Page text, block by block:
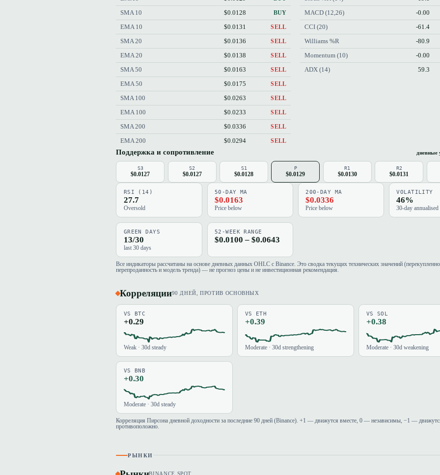
SMA 10 $0.0128 BUY
EMA 10 $0.0131 SELL
SMA 20 $0.0136 SELL
EMA 20 $0.0138 SELL
SMA 50 $0.0163 SELL
EMA 50 $0.0175 SELL
SMA 100 $0.0263 SELL
EMA 100 $0.0233 SELL
SMA 200 $0.0336 SELL
EMA 200 $0.0294 SELL
MACD (12,26) -0.00
CCI (20) -61.4
Williams %R -80.9
Momentum (10) -0.00
ADX (14) 59.3
Поддержка и сопротивление дневные
S3
$0.0127
S2
$0.0127
S1
$0.0128
P
$0.0129
R1
$0.0130
R2
$0.0131
RSI (14)
27.7
Oversold
50-DAY MA
$0.0163
Price below
200-DAY MA
$0.0336
Price below
VOLATILITY
46%
30-day annualised
GREEN DAYS
13/30
last 30 days
52-WEEK RANGE
$0.0100 – $0.0643
Все индикаторы рассчитаны на основе дневных данных OHLC с Binance. Это сводка текущих технических значений
перепроданность и модель тренда) — не прогноз цены и не инвестиционная рекомендация.
Корреляции90 ДНЕЙ, ПРОТИВ ОСНОВНЫХ
VS BTC
+0.29
Weak · 30d steady
VS ETH
+0.39
Moderate · 30d strengthening
VS SOL
+0.38
Moderate · 30d weakening
VS BNB
+0.30
Moderate · 30d steady
Корреляция Пирсона дневной доходности за последние 90 дней (Binance). +1 — движутся вместе, 0 — независимы, −1 —
противоположно.
РЫНКИ
BINANCE SPOT